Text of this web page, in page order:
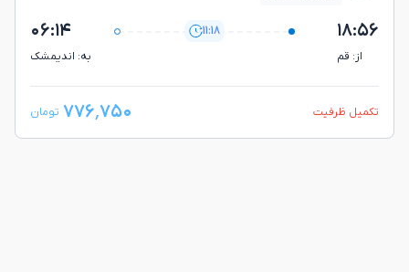
۱۸:۵۶
از: قم
11:18 ۰۶:۱۴
به: انديمشك
تکمیل ظرفیت ۷۷۶٬۷۵۰ تومان